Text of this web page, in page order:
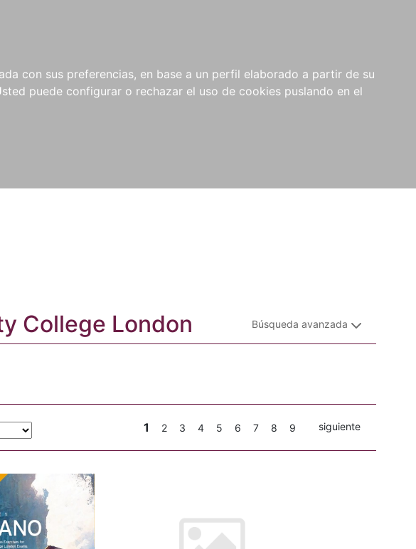
con sus preferencias, en base a un perfil elaborado a partir de su
puede configurar o rechazar el uso de cookies puslando en el
NOVEDADES NOTICIAS
COMPRAS
INSTITUCIONALES
College London Búsqueda avanzada
1 2 3 4 5 6 7 8 9 siguiente